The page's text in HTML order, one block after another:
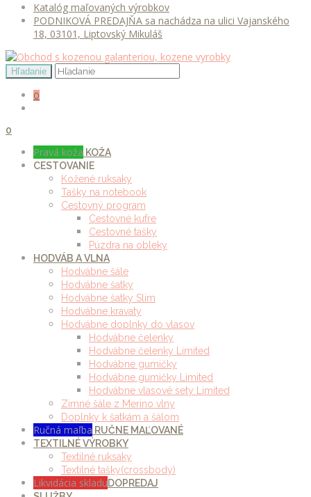
Katalóg maľovaných výrobkov
PODNIKOVÁ PREDAJŇA sa nachádza na ulici Vajanského
18, 03101, Liptovský Mikuláš
0
0
Pravá koža KOŽA
CESTOVANIE
Kožené ruksaky
Tašky na notebook
Cestovný program
Cestovné kufre
Cestovné tašky
Púzdra na obleky
HODVÁB A VLNA
Hodvábne šále
Hodvábne šatky
Hodvábne šatky Slim
Hodvábne kravaty
Hodvábne doplnky do vlasov
Hodvábne čelenky
Hodvábne čelenky Limited
Hodvábne gumičky
Hodvábne gumičky Limited
Hodvábne vlasové sety Limited
Zimné šále z Merino vlny
Doplnky k šatkám a šálom
Ručná maľba RUČNE MAĽOVANÉ
TEXTILNÉ VÝROBKY
Textilné ruksaky
Textilné tašky(crossbody)
Likvidácia skladuDOPREDAJ